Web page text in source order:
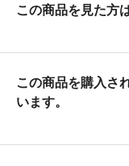
この商品を見た方
この商品を購入さ
います。